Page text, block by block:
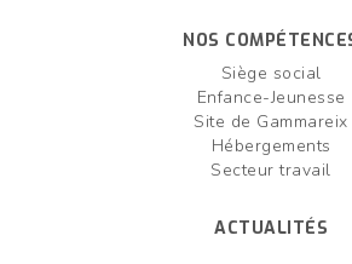
NOS
Siège social
Enfance-Jeunesse
Site de Gammareix
Hébergements
Secteur travail
ACTUALITÉS